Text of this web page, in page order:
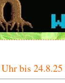
bis 24.8.25